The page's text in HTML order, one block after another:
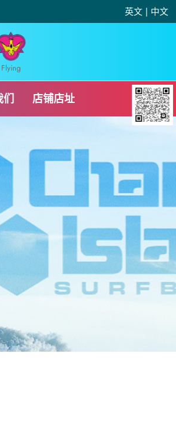
英文| 中文
Flying
们 店铺店址